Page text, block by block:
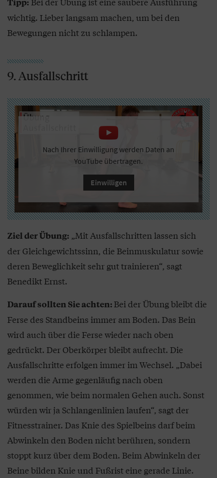
wichtig. Lieber langsam machen, um bei den
Bewegungen nicht zu schlampen.
9. Ausfallschritt
Nach Ihrer Einwilligung werden Daten an
YouTube übertragen.
Einwilligen
Ziel der Übung: „Mit Ausfallschritten lassen sich
der Gleichgewichtssinn, die Beinmuskulatur sowie
deren Beweglichkeit sehr gut trainieren“, sagt
Benedikt Ernst.
Darauf sollten Sie achten:Bei der Übung bleibt die
Ferse des Standbeins immer am Boden. Das Bein
wird auch über die Ferse wieder nach oben
gedrückt. Der Oberkörper bleibt aufrecht. Die
Ausfallschritte erfolgen immer im Wechsel. „Dabei
werden die Arme gegenläufig nach oben
genommen, wie beim normalen Gehen auch. Sonst
würden wir ja Schlangenlinien laufen“, sagt der
Fitnesstrainer. Das Knie des Spielbeins darf beim
Abwinkeln den Boden nicht berühren, sondern
stoppt kurz über dem Boden. Beim Abwinkeln der
Beine bilden Knie und Fußrist eine gerade Linie.